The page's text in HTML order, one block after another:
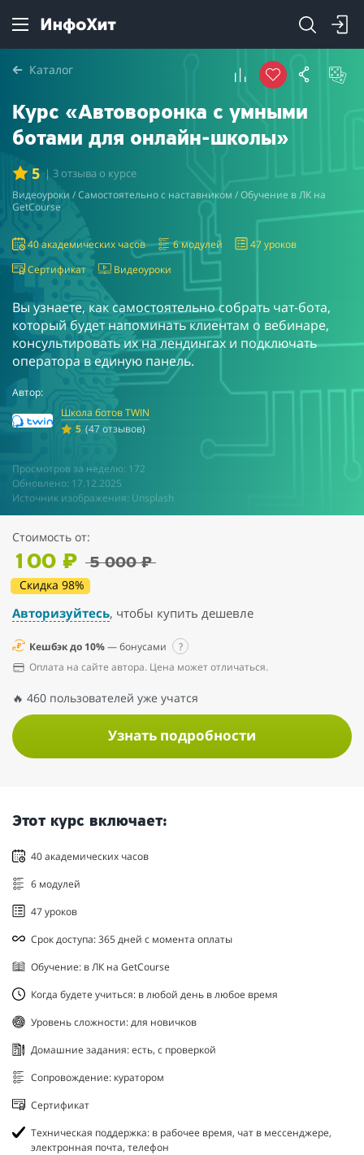
Каталог
Курс «Автоворонка с умными
ботами для онлайн-школы»
5 | 3 отзыва о курсе
Видеоуроки / Самостоятельно с наставником / Обучение в ЛК на
GetCourse
40 академических часов 6 модулей
47 уроков
Сертификат
Видеоуроки
Вы узнаете, как самостоятельно собрать чат-бота,
который будет напоминать клиентам о вебинаре,
консультировать их на лендингах и подключать
оператора в единую панель.
Автор:
Школа ботов TWIN
5 (47 отзывов)
Просмотров за неделю: 172
Обновлено: 17.12.2025
Источник изображения: Unsplash
Стоимость от:
100 ₽ 5 000 ₽
Скидка 98%
Авторизуйтесь, чтобы купить дешевле
Кешбэк до 10%— бонусами
?
Оплата на сайте автора. Цена может отличаться.
🔥 460 пользователей уже учатся
Узнать подробности
Этот курс включает:
40 академических часов
6 модулей
47 уроков
Срок доступа: 365 дней с момента оплаты
Обучение: в ЛК на GetCourse
Когда будете учиться: в любой день в любое время
Уровень сложности: для новичков
Домашние задания: есть, с проверкой
Сопровождение: куратором
Сертификат
Техническая поддержка: в рабочее время, чат в мессенджере,
электронная почта, телефон